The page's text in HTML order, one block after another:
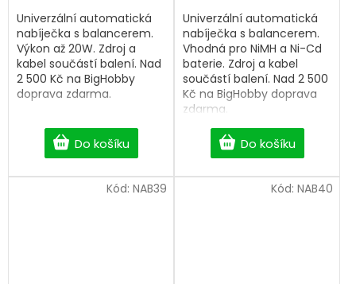
hvězdiček.
Do košíku
Univerzální automatická
nabíječka s balancerem.
Výkon až 20W. Zdroj a
kabel součástí balení. Nad
2 500 Kč na BigHobby
doprava zdarma.
Do košíku
Univerzální automatická
nabíječka s balancerem.
Vhodná pro NiMH a Ni-Cd
baterie. Zdroj a kabel
součástí balení. Nad 2 500
Kč na BigHobby doprava
zdarma.
Kód: NAB39 Kód: NAB40